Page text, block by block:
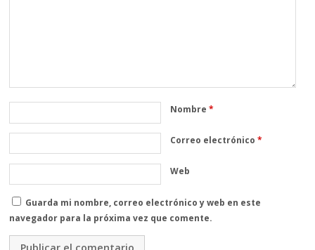
Nombre*
Correo electrónico*
Web
Guarda mi nombre, correo electrónico y web en este
navegador para la próxima vez que comente.